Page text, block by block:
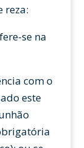
reza:
se na
com o
este